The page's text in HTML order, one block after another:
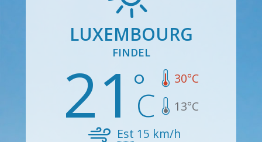
LUXEMBOURG
FINDEL
21 30°C
13°C
Est 15 km/h